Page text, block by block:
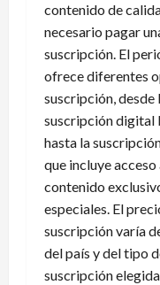
contenido de
necesario pagar
suscripción. El
ofrece diferentes
suscripción, desde
suscripción digital
hasta la
que incluye acceso
contenido
especiales. El
suscripción varía
del país y del tipo
suscripción